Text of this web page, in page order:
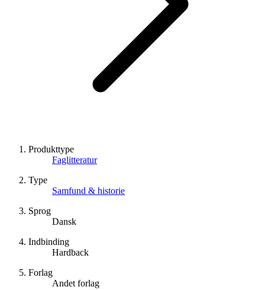
Produkttype
Faglitteratur
Type
Samfund & historie
Sprog
Dansk
Indbinding
Hardback
Forlag
Andet forlag